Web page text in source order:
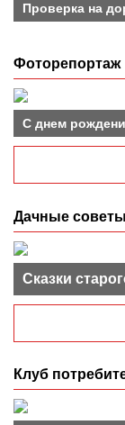
Проверка на
Фоторепортаж
С днем
Дачные
Сказки
Клуб